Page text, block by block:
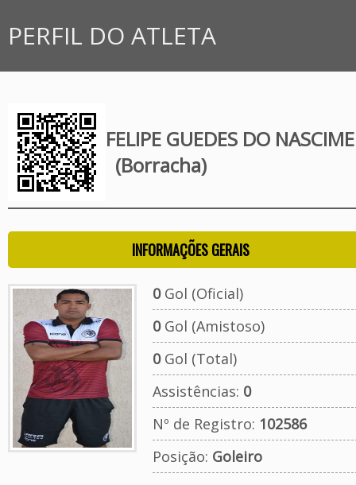
PERFIL DO ATLETA
FELIPE GUEDES DO
(Borracha)
INFORMAÇÕES GERAIS
0Gol (Oficial)
0Gol (Amistoso)
0Gol (Total)
Assistências: 0
Nº de Registro: 102586
Posição: Goleiro